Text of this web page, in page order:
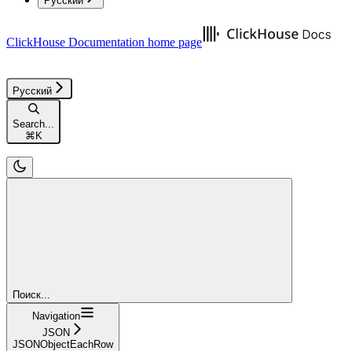
ClickHouse Documentation home page
Русский
Search...
⌘K
Поиск...
Navigation
JSON
JSONObjectEachRow